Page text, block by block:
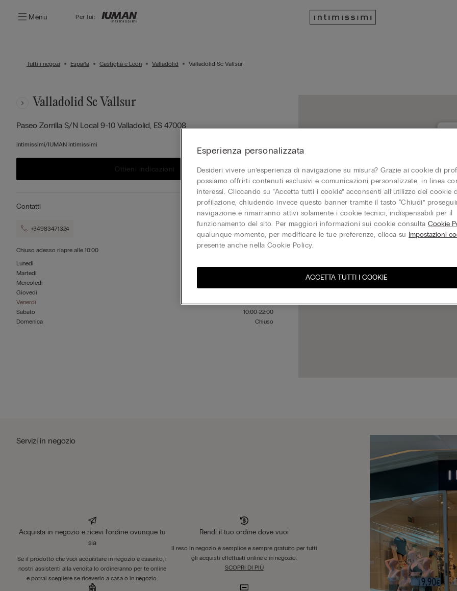
Menu Per lui:
Tutti i negozi España Castiglia e León Valladolid Valladolid Sc Vallsur
Valladolid Sc Vallsur
Paseo Zorrilla S/n Local 9-10 Valladolid, ES 47008
Intimissimi/IUMAN Intimissimi
Ottieni indicazioni
Contatti
+34983471324
Chiuso adesso riapre alle 10:00
Lunedì
Martedì
Mercoledì
Giovedì
Venerdì
10:00-22:00
Sabato
10:00-22:00
Domenica
Chiuso
Servizi in negozio
Acquista in negozio e ricevi l’ordine ovunque tu
sia
Se il prodotto che vuoi acquistare in negozio è esaurito, i
nostri assistenti alla vendita lo ordineranno per te online
e potrai scegliere se riceverlo a casa o in negozio.
Rendi il tuo ordine dove vuoi
Il reso in negozio è semplice e sempre gratuito per tutti
gli acquisti effettuati online e in negozio.
SCOPRI DI PIÙ
Esperienza personalizzata
Desideri vivere un’esperienza di navigazione su misura? Grazie ai cookie di
possiamo offrirti contenuti esclusivi e comunicazioni personalizzate, in linea
interessi. Cliccando su “Accetta tutti i cookie” acconsenti all’utilizzo dei cookie
profilazione, chiudendo invece questo banner tramite il tasto “Chiudi”
navigazione e rimarranno attivi solamente i cookie tecnici, indispensabili per il
funzionamento del sito. Per maggiori informazioni sui cookie consultaCookie
qualunque momento, per modificare le tue preferenze, clicca su Impostazioni
presente anche nella Cookie Policy.
ACCETTA TUTTI I COOKIE